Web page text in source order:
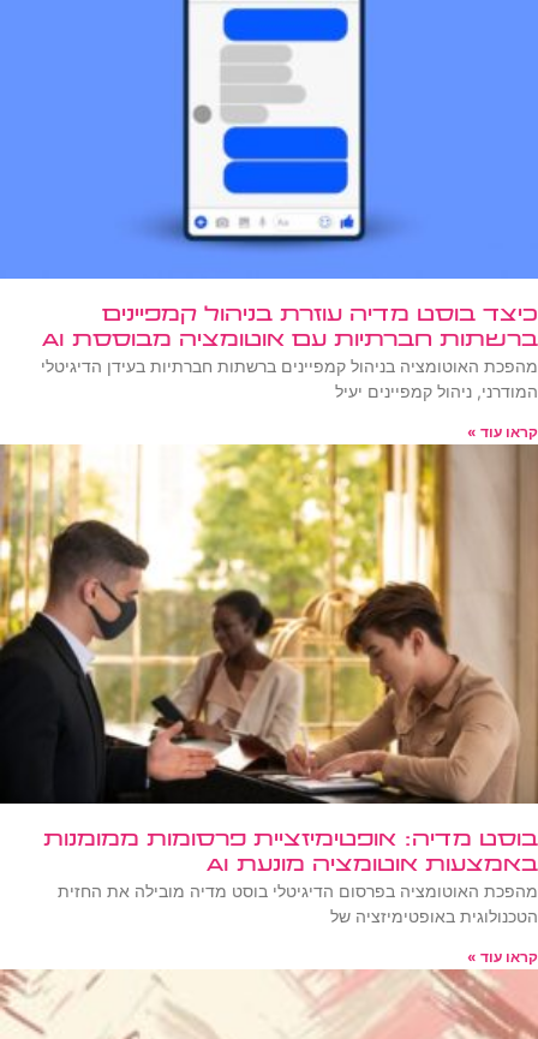
כיצד בוסט מדיה עוזרת בניהול קמפיינים
ברשתות חברתיות עם אוטומציה מבוססת AI
מהפכת האוטומציה בניהול קמפיינים ברשתות חברתיות בעידן הדיגיטלי
המודרני, ניהול קמפיינים יעיל
קראו עוד »
בוסט מדיה: אופטימיזציית פרסומות ממומנות
באמצעות אוטומציה מונעת AI
מהפכת האוטומציה בפרסום הדיגיטלי בוסט מדיה מובילה את החזית
הטכנולוגית באופטימיזציה של
קראו עוד »